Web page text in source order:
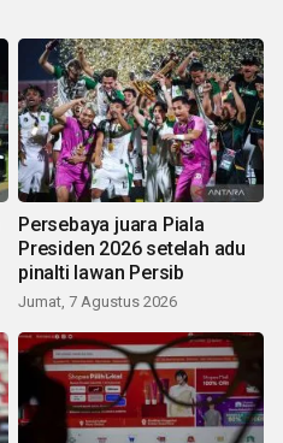
Persebaya juara Piala
Presiden 2026 setelah adu
pinalti lawan Persib
Jumat, 7 Agustus 2026